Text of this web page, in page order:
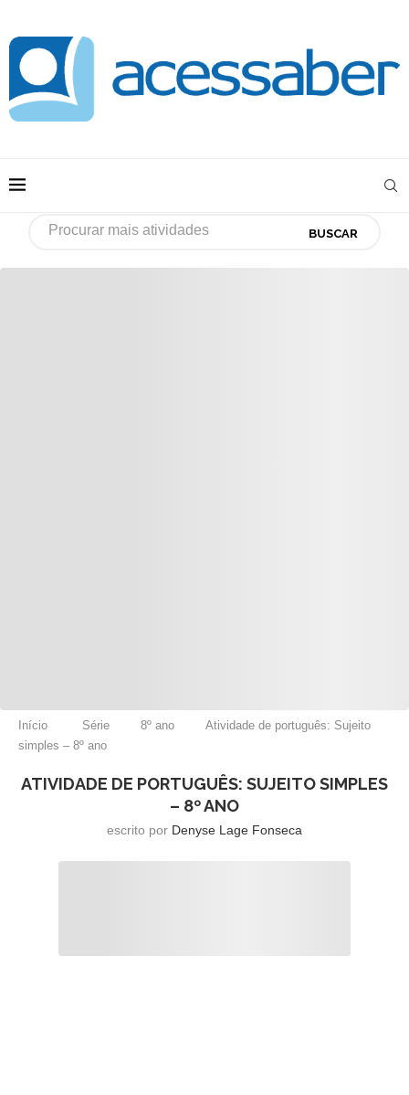
BUSCAR
Início Série 8º ano
Atividade de português: Sujeito
simples – 8º ano
ATIVIDADE DE PORTUGUÊS: SUJEITO SIMPLES
– 8º ANO
escrito por Denyse Lage Fonseca